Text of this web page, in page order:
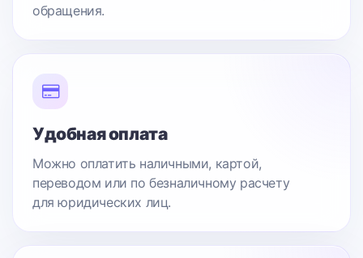
обращения.
Удобная оплата
Можно оплатить наличными, картой,
переводом или по безналичному расчету
для юридических лиц.